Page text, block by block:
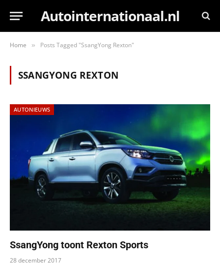
Autointernationaal.nl
Home » Posts Tagged "SsangYong Rexton"
SSANGYONG REXTON
AUTONIEUWS
SsangYong toont Rexton Sports
28 december 2017